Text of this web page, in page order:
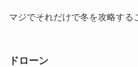
マジでそれだけで冬を攻略する
ドローン